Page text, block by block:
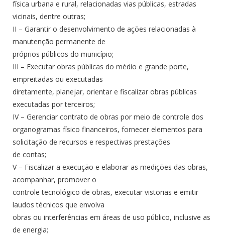
física urbana e rural, relacionadas vias públicas, estradas
vicinais, dentre outras;
II – Garantir o desenvolvimento de ações relacionadas à
manutenção permanente de
próprios públicos do município;
III – Executar obras públicas do médio e grande porte,
empreitadas ou executadas
diretamente, planejar, orientar e fiscalizar obras públicas
executadas por terceiros;
IV – Gerenciar contrato de obras por meio de controle dos
organogramas físico financeiros, fornecer elementos para
solicitação de recursos e respectivas prestações
de contas;
V – Fiscalizar a execução e elaborar as medições das obras,
acompanhar, promover o
controle tecnológico de obras, executar vistorias e emitir
laudos técnicos que envolva
obras ou interferências em áreas de uso público, inclusive as
de energia;